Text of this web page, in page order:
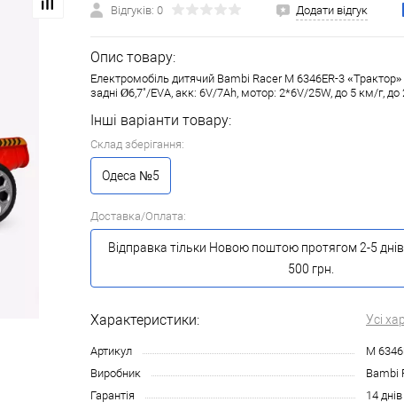
Відгуків: 0 Додати відгук
Опис товару:
Електромобіль дитячий Bambi Racer M 6346ER-3
задні Ø6,7"/EVA, акк: 6V/7Ah, мотор: 2*6V/25W, до 5 км/г, до
Інші варіанти товару:
Склад зберігання:
Одеса №5
Доставка/Оплата:
Відправка тільки Новою поштою протягом 2-5
500 грн.
Характеристики: Усі
Артикул
M
Виробник
Bambi
Гарантія
14 днів